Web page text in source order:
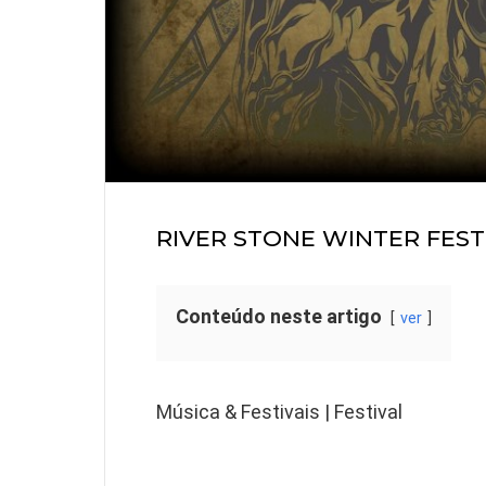
RIVER STONE WINTER
Conteúdo neste artigo ver
Música & Festivais | Festival